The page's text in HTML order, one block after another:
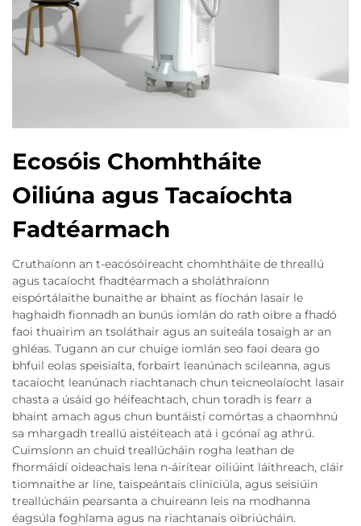
Ecosóis Chomhtháite
Oiliúna agus Tacaíochta
Fadtéarmach
Cruthaíonn an t-eacósóireacht chomhtháite de threallú
agus tacaíocht fhadtéarmach a sholáthraíonn
eispórtálaithe bunaithe ar bhaint as fíochán lasair le
haghaidh fionnadh an bunús iomlán do rath oibre a fhadó
faoi thuairim an tsoláthair agus an suiteála tosaigh ar an
ghléas. Tugann an cur chuige iomlán seo faoi deara go
bhfuil eolas speisialta, forbairt leanúnach scileanna, agus
tacaíocht leanúnach riachtanach chun teicneolaíocht lasair
chasta a úsáid go héifeachtach, chun toradh is fearr a
bhaint amach agus chun buntáistí comórtas a chaomhnú
sa mhargadh treallú aistéiteach atá i gcónaí ag athrú.
Cuimsíonn an chuid treallúcháin rogha leathan de
fhormáidí oideachais lena n-áirítear oiliúint láithreach, cláir
tiomnaithe ar líne, taispeántais cliniciúla, agus seisiúin
treallúcháin pearsanta a chuireann leis na modhanna
éagsúla foghlama agus na riachtanais oibriúcháin.